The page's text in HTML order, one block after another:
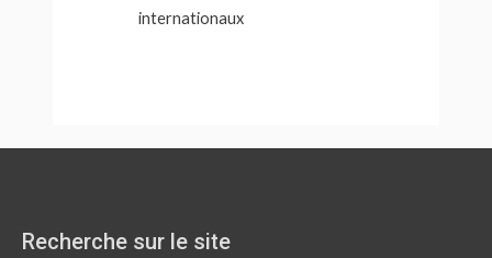
internationaux
Recherche sur le site